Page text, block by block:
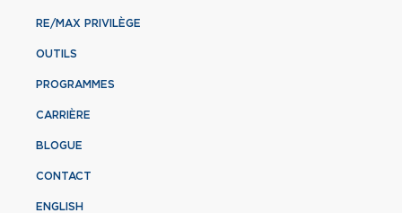
RE/MAX PRIVILÈGE
OUTILS
PROGRAMMES
CARRIÈRE
BLOGUE
CONTACT
ENGLISH